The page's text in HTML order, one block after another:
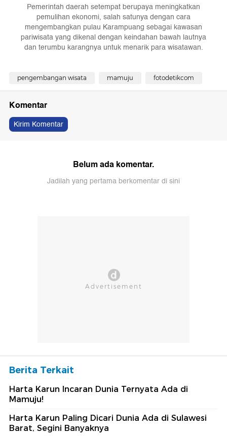
Pemerintah daerah setempat berupaya meningkatkan
pemulihan ekonomi, salah satunya dengan cara
mengembangkan pulau Karampuang sebagai kawasan
pariwisata yang dikenal dengan keindahan bawah lautnya
dan terumbu karangnya untuk menarik para wisatawan.
pengembangan wisata mamuju fotodetikcom
Komentar
Kirim Komentar
Belum ada komentar.
Jadilah yang pertama berkomentar di sini
Berita Terkait
Harta Karun Incaran Dunia Ternyata Ada di
Mamuju!
Harta Karun Paling Dicari Dunia Ada di Sulawesi
Barat, Segini Banyaknya